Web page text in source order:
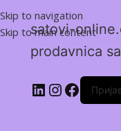
Skip to navigation
Skip to main content
satovi-
prodavnica